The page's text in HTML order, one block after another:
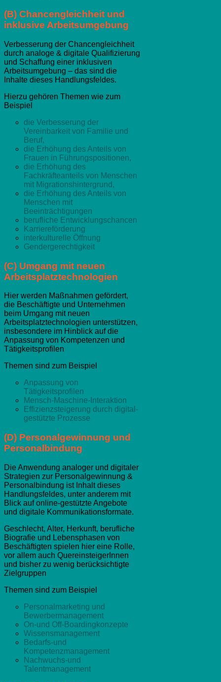
(B) Chancengleichheit und
inklusive Arbeitsumgebung
Verbesserung der Chancengleichheit
durch analoge & digitale Qualifizierung
und Schaffung einer inklusiven
Arbeitsumgebung – das sind die
Inhalte dieses Handlungsfeldes.
Hierzu gehören Themen wie zum
Beispiel
die Verbesserung der
Vereinbarkeit von Familie und
Beruf,
die Erhöhung des Anteils von
Frauen in Führungspositionen,
die Erhöhung des
Fachkräfteanteils von Menschen
mit Migrationshintergrund,
die Erhöhung des Anteils von
Menschen mit
Beeinträchtigungen
berufliche Entwicklungschancen
Karriereförderung
interkulturelle Öffnung
Gendergerechtigkeit
(C) Umgang mit neuen
Arbeitsplatztechnologien
Hier werden Maßnahmen gefördert,
die Beschäftigte und Unternehmen
beim Umgang mit neuen
Arbeitsplatztechnologien unterstützen,
insbesondere im Hinblick auf die
Anpassung von Kompetenzen und
Tätigkeitsprofilen
Themen sind zum Beispiel
Anpassung von
Tätigkeitsprofilen
Mensch-Maschine-Interaktion
Effizienzsteigerung durch digital-
gestützte Prozesse
(D) Personalgewinnung und
Personalbindung
Die Anwendung analoger und digitaler
Strategien zur Personalgewinnung &
Personalbindung ist Inhalt dieses
Handlungsfeldes, unter anderem mit
Blick auf online-gestützte Angebote
und digitale Kommunikationsformate.
Geschlecht, Alter, Herkunft, berufliche
Biografie und Lebensphasen von
Beschäftigten spielen hier eine Rolle,
vor allem auch QuereinsteigerInnen
und bisher zu wenig berücksichtigte
Zielgruppen
Themen sind zum Beispiel
Personalmarketing und
Bewerbermanagement
On-und Off-Boardingkonzepte
Wissensmanagement
Bedarfs-und
Kompetenzmanagement
Nachwuchs-und
Talentmanagement